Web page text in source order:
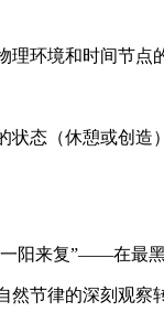
环境和时间节点
态（休憩或创造
阳来复”——在最
节律的深刻观察